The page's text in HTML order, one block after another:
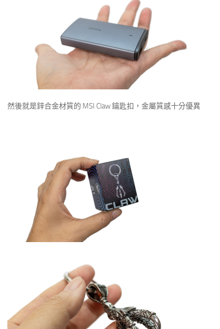
然後就是鋅合金材質的 MSI Claw 鑰匙扣，金屬質感十分優異